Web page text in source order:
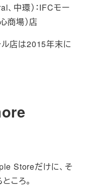
、中環）：IFCモー
商場）店
ル店は2015年末に
Storeだけに、そ
ころ。